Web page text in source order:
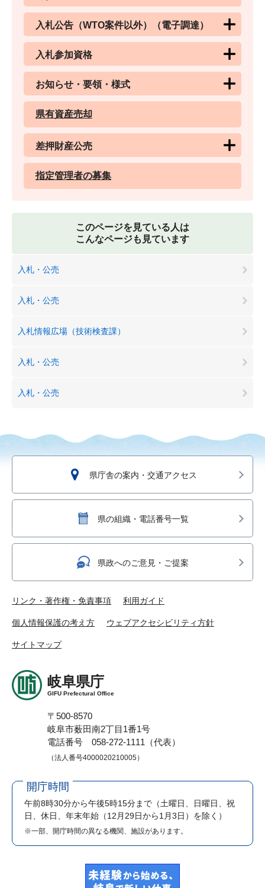
入札公告（WTO案件以外）（電子調達）
入札参加資格
お知らせ・要領・様式
県有資産売却
差押財産公売
指定管理者の募集
このページを見ている人は
こんなページも見ています
入札・公売
入札・公売
入札情報広場（技術検査課）
入札・公売
入札・公売
県庁舎の案内・交通アクセス
県の組織・電話番号一覧
県政へのご意見・ご提案
リンク・著作権・免責事項 利用ガイド
個人情報保護の考え方 ウェブアクセシビリティ方針
サイトマップ
岐阜県庁
GIFU Prefectural Office
〒500-8570
岐阜市薮田南2丁目1番1号
電話番号 058-272-1111（代表）
（法人番号4000020210005）
開庁時間
午前8時30分から午後5時15分まで （土曜日、日曜日、祝
日、休日、年末年始（12月29日から1月3日）を除く）
※一部、開庁時間の異なる機関、施設があります。